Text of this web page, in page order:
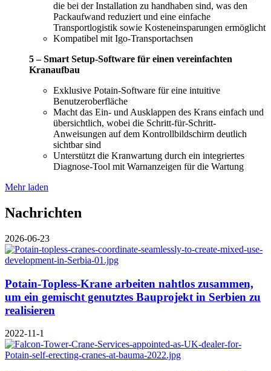
die bei der Installation zu handhaben sind, was den
Packaufwand reduziert und eine einfache
Transportlogistik sowie Kosteneinsparungen ermöglicht
Kompatibel mit Igo-Transportachsen
5 – Smart Setup-Software für einen vereinfachten
Kranaufbau
Exklusive Potain-Software für eine intuitive
Benutzeroberfläche
Macht das Ein- und Ausklappen des Krans einfach und
übersichtlich, wobei die Schritt-für-Schritt-
Anweisungen auf dem Kontrollbildschirm deutlich
sichtbar sind
Unterstützt die Kranwartung durch ein integriertes
Diagnose-Tool mit Warnanzeigen für die Wartung
Mehr laden
Nachrichten
2026-06-23
Potain-Topless-Krane arbeiten nahtlos zusammen,
um ein gemischt genutztes Bauprojekt in Serbien zu
realisieren
2022-11-1